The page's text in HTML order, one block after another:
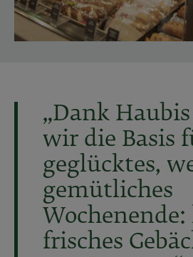
„Dank
wir die Basis
geglücktes,
gemütliches
frisches